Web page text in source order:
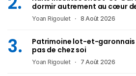
dormir autrement au cœur
Yoan Rigoulet 8 Août 2026
Patrimoine lot-et-garonnais
pas de chez soi
Yoan Rigoulet 7 Août 2026